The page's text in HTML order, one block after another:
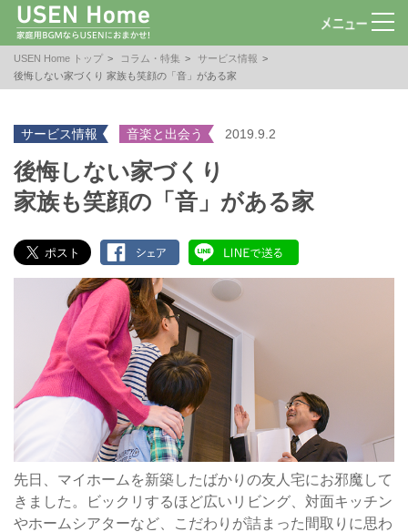
USEN Home トップ コラム・特集
サービス情報
後悔しない家づくり 家族も笑顔の「音」がある家
後悔しない家づくり
家族も笑顔の「音」がある家
2019.9.2
サービス情報 音楽と出会う
先日、マイホームを新築したばかりの友人宅にお邪魔して
きました。ビックリするほど広いリビング、対面キッチン
やホームシアターなど、こだわりが詰まった間取りに思わ